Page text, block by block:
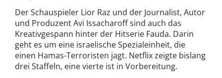
Der Schauspieler Lior Raz und der Journalist, Autor
und Produzent Avi Issacharoff sind auch das
Kreativgespann hinter der Hitserie Fauda. Darin
geht es um eine israelische Spezialeinheit, die
einen Hamas-Terroristen jagt. Netflix zeigte bislang
drei Staffeln, eine vierte ist in Vorbereitung.